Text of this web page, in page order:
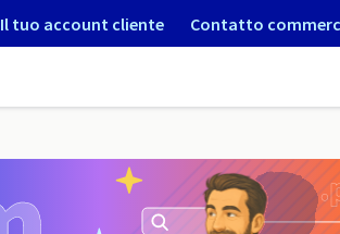
Il tuo account cliente Contatto